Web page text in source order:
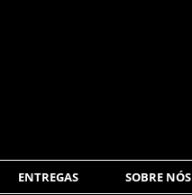
ENTREGAS SOBRE NÓS